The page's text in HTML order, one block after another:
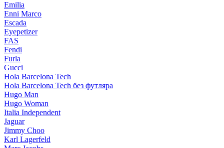
Emilia
Enni Marco
Escada
Eyepetizer
FAS
Fendi
Furla
Gucci
Hola Barcelona Tech
Hola Barcelona Tech без футляра
Hugo Man
Hugo Woman
Italia Independent
Jaguar
Jimmy Choo
Karl Lagerfeld